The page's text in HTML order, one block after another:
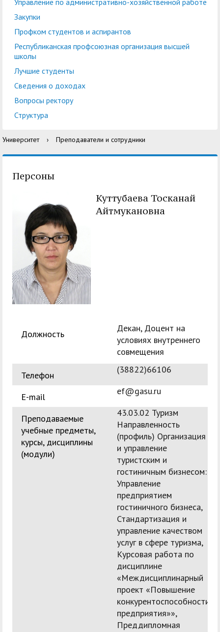
Международная
деятельность
Управление по
административно-
Закупки
Республиканская
организация высшей
школы
Вопросы ректору
Центр тестирования
иностранных граждан
по русскому языку
Центр развития
компетенций
Центр русского языка
представителей)
несовершеннолетних
модуль «Обучение
служением»
Информация о
предоставлении
Управление по административно-хозяйственной работе
Закупки
Профком студентов и аспирантов
Республиканская профсоюзная организация высшей
школы
Лучшие студенты
Сведения о доходах
Вопросы ректору
Структура
Университет › Преподаватели и сотрудники
Персоны
Куттубаева Тосканай
Айтмукановна
Должность
Декан, Доцент на
условиях внутреннего
совмещения
Телефон
(38822)66106
E-mail
ef@gasu.ru
Преподаваемые
учебные предметы,
курсы, дисциплины
(модули)
43.03.02 Туризм
Направленность
(профиль) Организация
и управление
туристским и
гостиничным бизнесом:
Управление
предприятием
гостиничного бизнеса,
Стандартизация и
управление качеством
услуг в сфере туризма,
Курсовая работа по
дисциплине
«Междисциплинарный
проект «Повышение
конкурентоспособности
предприятия»»,
Преддипломная